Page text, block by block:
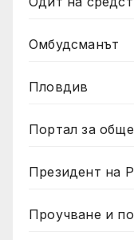
Омбудсманът
Пловдив
Портал за
Президент на
Проучване и